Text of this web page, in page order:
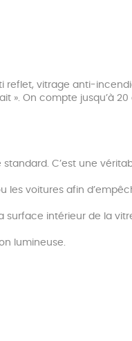
reflet, vitrage anti-
». On compte jusqu’à
C’est une
les voitures afin
intérieur de la
lumineuse.